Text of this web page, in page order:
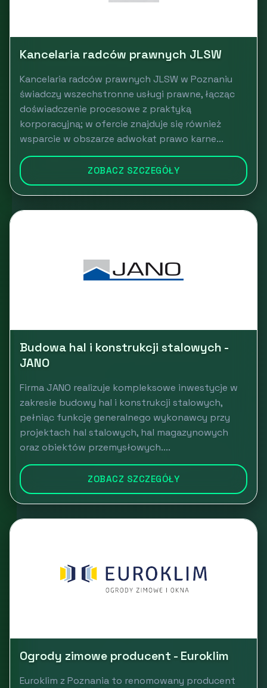
Kancelaria radców prawnych JLSW
Kancelaria radców prawnych JLSW w Poznaniu
świadczy wszechstronne usługi prawne, łącząc
doświadczenie procesowe z praktyką
korporacyjną; w ofercie znajduje się również
wsparcie w obszarze adwokat prawo karne...
ZOBACZ SZCZEGÓŁY
Budowa hal i konstrukcji stalowych -
JANO
Firma JANO realizuje kompleksowe inwestycje w
zakresie budowy hal i konstrukcji stalowych,
pełniąc funkcję generalnego wykonawcy przy
projektach hal stalowych, hal magazynowych
oraz obiektów przemysłowych....
ZOBACZ SZCZEGÓŁY
Ogrody zimowe producent - Euroklim
Euroklim z Poznania to renomowany producent